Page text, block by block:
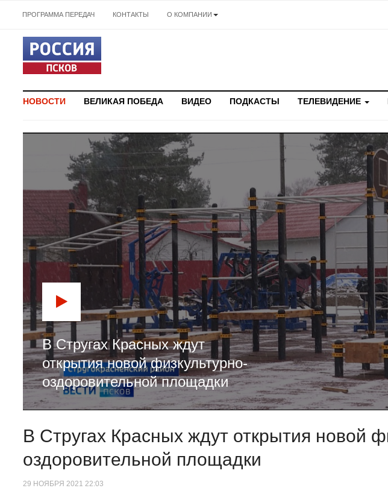
ПРОГРАММА ПЕРЕДАЧ КОНТАКТЫ О КОМПАНИИ
НОВОСТИ ВЕЛИКАЯ ПОБЕДА ВИДЕО ПОДКАСТЫ ТЕЛЕВИДЕНИЕ
В Стругах Красных ждут
открытия новой физкультурно-
оздоровительной площадки
В Стругах Красных ждут открытия новой
оздоровительной площадки
29 НОЯБРЯ 2021 22:03